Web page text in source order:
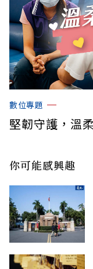
數位專題
堅韌守護，溫
你可能感興趣